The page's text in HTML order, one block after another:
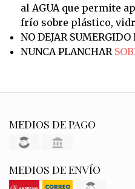
al AGUA que permite
frío sobre plástico,
NO DEJAR SUMERGIDO
NUNCA PLANCHAR
MEDIOS DE PAGO
MEDIOS DE ENVÍO